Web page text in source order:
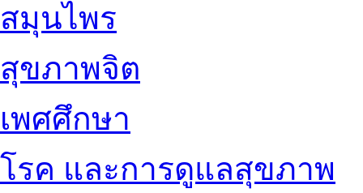
สมุนไพร
สุขภาพจิต
เพศศึกษา
โรค และการดูแลสุขภาพ